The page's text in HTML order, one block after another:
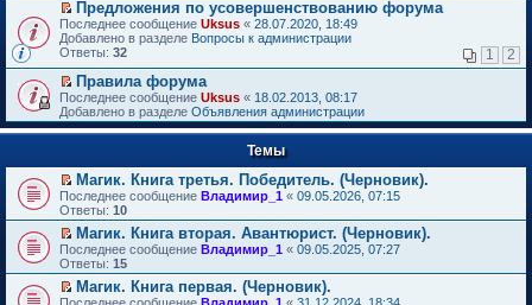
П
е
р
й
т
и
к
п
в
о
м
у
н
е
п
р
о
Предложения по усовершенствованию форума
Последнее сообщение Uksus « 28.07.2020, 18:49
Добавлено в разделе Вопросы к администрации
Ответы: 32 1 2
П
е
р
е
т
и
к
п
е
р
в
о
м
у
Правила форума
Последнее сообщение Uksus « 18.02.2013, 08:17
Добавлено в разделе Объявления администрации
Темы
П
е
р
е
й
т
и
к
Магик. Книга третья. Победитель. (Черновик).
Последнее сообщение Владимир_1 « 09.05.2026, 07:15
Ответы: 10
П
е
р
е
Магик. Книга вторая. Авантюрист. (Черновик).
Последнее сообщение Владимир_1 « 09.05.2025, 07:27
Ответы: 15
П
Магик. Книга первая. (Черновик).